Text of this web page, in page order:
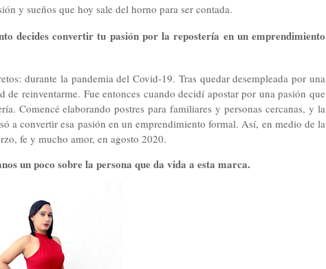
y sueños que hoy sale del horno para ser contada.
decides convertir tu pasión por la repostería en un emprendimiento
durante la pandemia del Covid-19. Tras quedar desempleada por una
de reinventarme. Fue entonces cuando decidí apostar por una pasión que
Comencé elaborando postres para familiares y personas cercanas, y la
a convertir esa pasión en un emprendimiento formal. Así, en medio de la
fe y mucho amor, en agosto 2020.
un poco sobre la persona que da vida a esta marca.